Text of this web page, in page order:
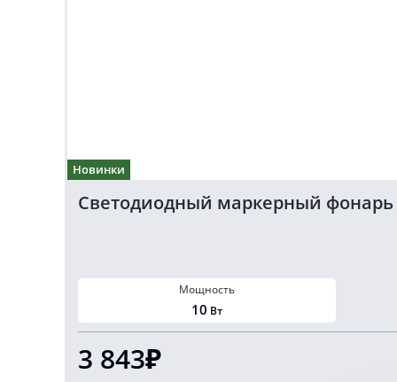
Новинки
Светодиодный маркерный фонарь
Мощность
10 Вт
3 843₽